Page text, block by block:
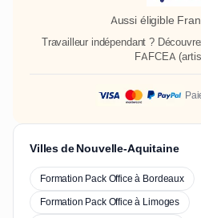
Aussi éligible
Travailleur indépendant ?
FAFCEA
Villes de Nouvelle-Aquitaine
Formation Pack Office à Bordeaux
Formation Pack Office à Limoges